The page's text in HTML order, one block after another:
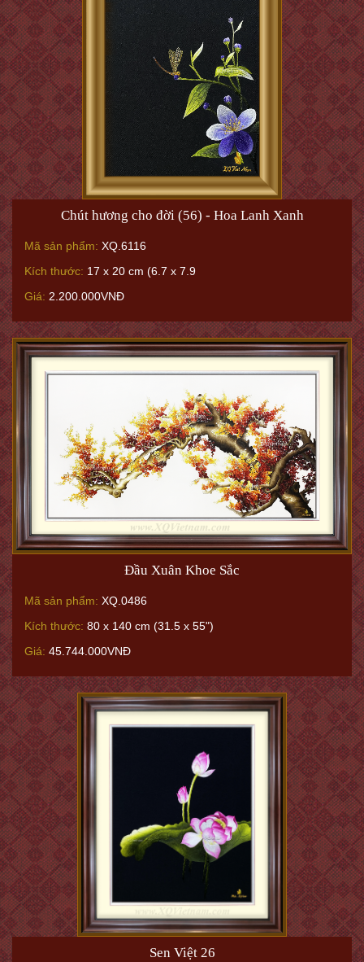
Chút hương cho đời (56) - Hoa Lanh Xanh
Mã sản phẩm: XQ.6116
Kích thước: 17 x 20 cm (6.7 x 7.9
Giá: 2.200.000VNĐ
Đầu Xuân Khoe Sắc
Mã sản phẩm: XQ.0486
Kích thước: 80 x 140 cm (31.5 x 55")
Giá: 45.744.000VNĐ
Sen Việt 26